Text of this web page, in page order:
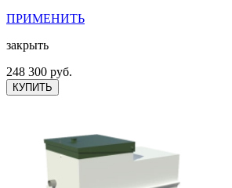
ПРИМЕНИТЬ
закрыть
248 300 руб.
КУПИТЬ